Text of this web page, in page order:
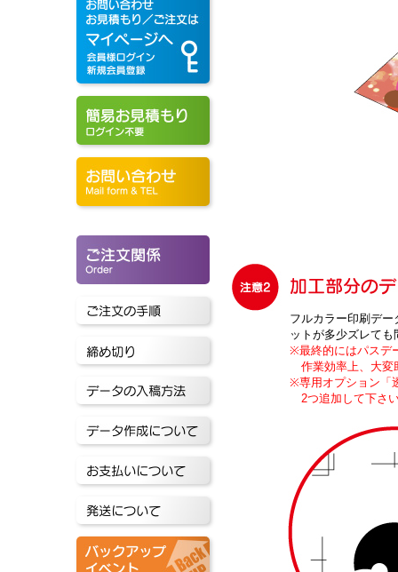
フルカラー印刷デ
ットが多少ズレて
※最終的にはパスデ
作業効率上、大変
※専用オプション「
2つ追加して下さ